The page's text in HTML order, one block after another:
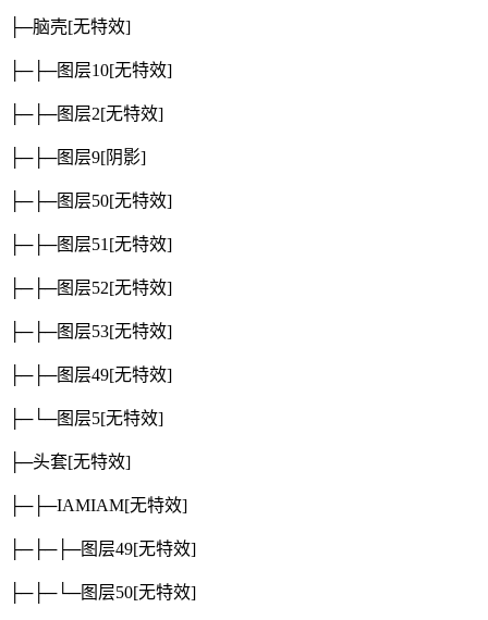
├─脑壳[无特效]
├─├─图层10[无特效]
├─├─图层2[无特效]
├─├─图层9[阴影]
├─├─图层50[无特效]
├─├─图层51 [无特效]
├─├─图层52[无特效]
├─├─图层53[无特效]
├─├─图层49[无特效]
├─└─图层5[无特效]
├─头套[无特效]
├─├─IAMIAM[无特效]
├─├─├─图层49[无特效]
├─├─└─图层50[无特效]